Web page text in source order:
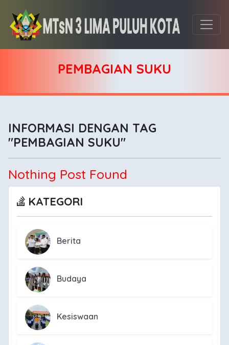
PEMBAGIAN SUKU
INFORMASI DENGAN TAG
"PEMBAGIAN SUKU"
Nothing Post Found
KATEGORI
Berita
Budaya
Kesiswaan